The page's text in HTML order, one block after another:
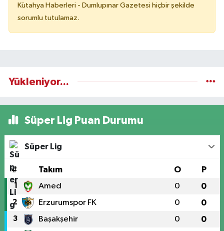
Kütahya Haberleri - Dumlupınar Gazetesi hiçbir şekilde
sorumlu tutulamaz.
Yükleniyor...
Süper Lig Puan Durumu
Süper Lig
# Takım O P
1 Amed 0 0
2 Erzurumspor FK 0 0
3 Başakşehir 0 0